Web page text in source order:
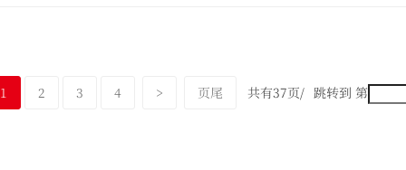
1 2 3 4 > 页尾 共有37页/ 跳转到 第